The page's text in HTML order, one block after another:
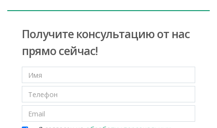
Получите консультацию от нас
прямо сейчас!